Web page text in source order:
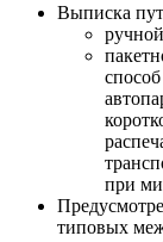
Выписка
при
типовых